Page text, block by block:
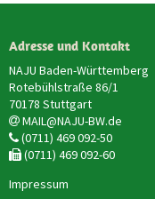
Adresse und Kontakt
NAJU Baden-Württemberg
Rotebühlstraße 86/1
70178 Stuttgart
MAIL@NAJU-BW.de
(0711) 469 092-50
(0711) 469 092-60
Impressum